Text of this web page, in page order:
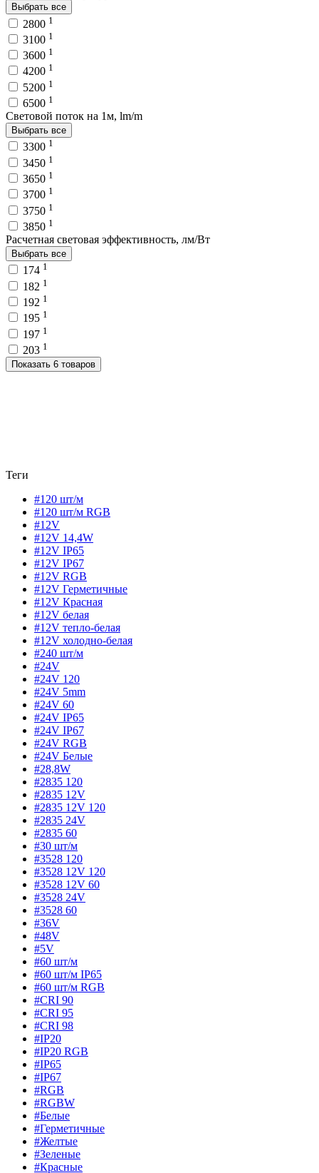
Выбрать все
2800 1
3100 1
3600 1
4200 1
5200 1
6500 1
Световой поток на 1м, lm/m
Выбрать все
3300 1
3450 1
3650 1
3700 1
3750 1
3850 1
Расчетная световая эффективность, лм/Вт
Выбрать все
174 1
182 1
192 1
195 1
197 1
203 1
Показать 6 товаров
Теги
#120 шт/м
#120 шт/м RGB
#12V
#12V 14,4W
#12V IP65
#12V IP67
#12V RGB
#12V Герметичные
#12V Красная
#12V белая
#12V тепло-белая
#12V холодно-белая
#240 шт/м
#24V
#24V 120
#24V 5mm
#24V 60
#24V IP65
#24V IP67
#24V RGB
#24V Белые
#28,8W
#2835 120
#2835 12V
#2835 12V 120
#2835 24V
#2835 60
#30 шт/м
#3528 120
#3528 12V 120
#3528 12V 60
#3528 24V
#3528 60
#36V
#48V
#5V
#60 шт/м
#60 шт/м IP65
#60 шт/м RGB
#CRI 90
#CRI 95
#CRI 98
#IP20
#IP20 RGB
#IP65
#IP67
#RGB
#RGBW
#Белые
#Герметичные
#Желтые
#Зеленые
#Красные